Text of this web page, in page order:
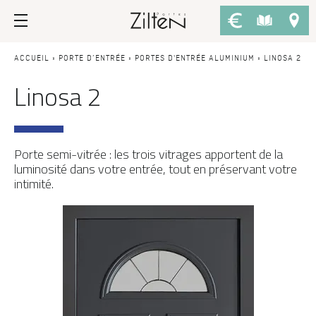
Nos portes d’entrée
PAR TYPE
Porte d’entrée
Porte de service
Porte grand trafic
Porte d'entrée sur-mesure
Portes d'entrée modernes
Portes d’entrée traditionnelles
Conseils
LE CHOIX
Savoir-faire
Design
Inspirations
LES ATOUTS
Performances
ACCUEIL » PORTE D’ENTRÉE » PORTES D'ENTRÉE ALUMINIUM » LINOSA 2
Linosa 2
Porte semi-vitrée : les trois vitrages apportent de la
luminosité dans votre entrée, tout en préservant votre
intimité.